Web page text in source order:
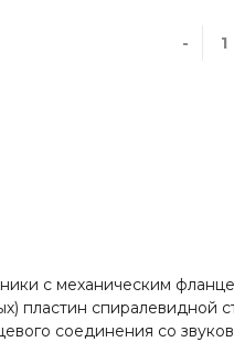
-
с механическим
пластин
соединения со